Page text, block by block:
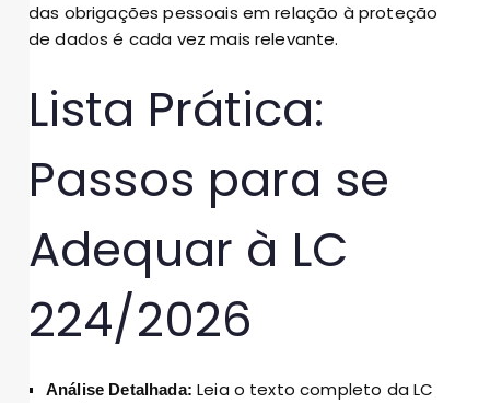
das obrigações pessoais em relação à proteção
de dados é cada vez mais relevante.
Lista Prática:
Passos para se
Adequar à LC
224/2026
Análise Detalhada: Leia o texto completo da LC